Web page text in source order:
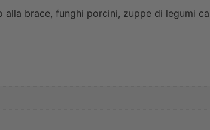
brace, funghi porcini, zuppe di legumi